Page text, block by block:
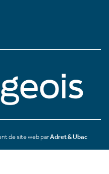
de site web parAdret & Ubac